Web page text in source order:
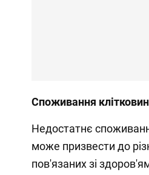
Споживання
Недостатнє
може призвести до
пов'язаних зі